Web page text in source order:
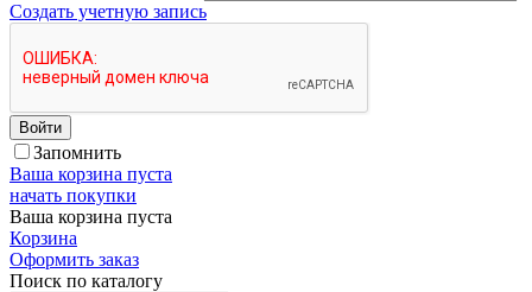
Создать учетную запись
Войти
Запомнить
Ваша корзина пуста
начать покупки
Ваша корзина пуста
Корзина
Оформить заказ
Поиск по каталогу